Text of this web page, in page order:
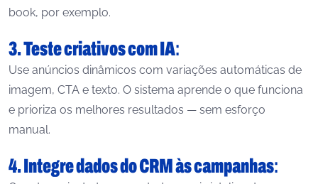
book, por exemplo.
3. Teste criativos com IA:
Use anúncios dinâmicos com variações automáticas de
imagem, CTA e texto. O sistema aprende o que funciona
e prioriza os melhores resultados — sem esforço
manual.
4. Integre dados do CRM às campanhas: